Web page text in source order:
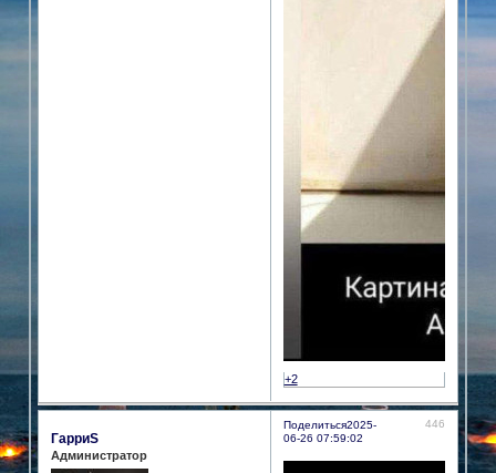
+2
Поделиться 446
2025-
06-26 07:59:02
ГарриS
Администратор